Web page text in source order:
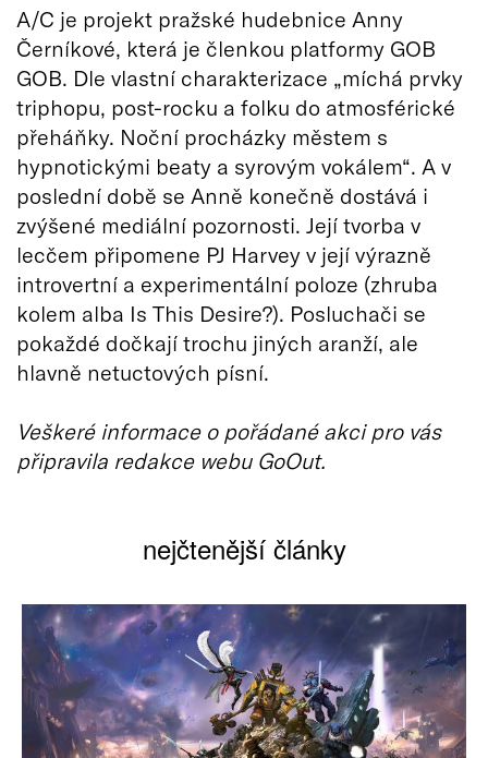
A/C je projekt pražské hudebnice Anny
Černíkové, která je členkou platformy GOB
GOB. Dle vlastní charakterizace „míchá prvky
triphopu, post-rocku a folku do atmosférické
přeháňky. Noční procházky městem s
hypnotickými beaty a syrovým vokálem“. A v
poslední době se Anně konečně dostává i
zvýšené mediální pozornosti. Její tvorba v
lecčem připomene PJ Harvey v její výrazně
introvertní a experimentální poloze (zhruba
kolem alba Is This Desire?). Posluchači se
pokaždé dočkají trochu jiných aranží, ale
hlavně netuctových písní.
Veškeré informace o pořádané akci pro vás
připravila redakce webu GoOut.
nejčtenější články